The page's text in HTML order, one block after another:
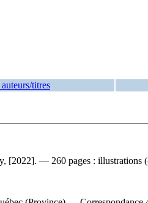
titres
— 260 pages : illustrations